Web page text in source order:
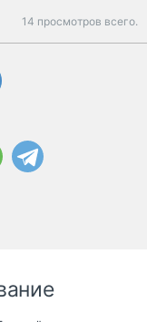
14 просмотров всего.